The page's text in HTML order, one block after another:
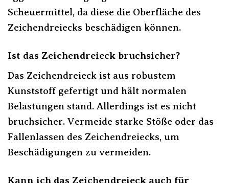
Scheuermittel, da diese die Oberfläche des
Zeichendreiecks beschädigen können.
Ist das Zeichendreieck bruchsicher?
Das Zeichendreieck ist aus robustem
Kunststoff gefertigt und hält normalen
Belastungen stand. Allerdings ist es nicht
bruchsicher. Vermeide starke Stöße oder das
Fallenlassen des Zeichendreiecks, um
Beschädigungen zu vermeiden.
Kann ich das Zeichendreieck auch für